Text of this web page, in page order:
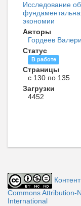
Исследование
экономии
Авторы
Гордеев
Статус
В работе
Страницы
с 130 по 135
Загрузки
4452
Commons Attribution-
International